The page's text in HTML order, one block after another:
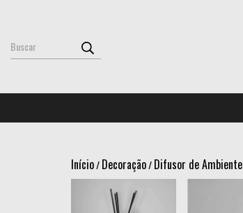
Início/Decoração/Difusor de Ambiente